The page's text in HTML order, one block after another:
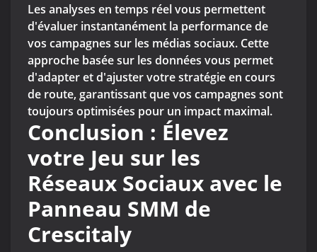
Les analyses en temps réel vous permettent
d'évaluer instantanément la performance de
vos campagnes sur les médias sociaux. Cette
approche basée sur les données vous permet
d'adapter et d'ajuster votre stratégie en cours
de route, garantissant que vos campagnes sont
toujours optimisées pour un impact maximal.
Conclusion : Élevez
votre Jeu sur les
Réseaux Sociaux avec le
Panneau SMM de
Crescitaly